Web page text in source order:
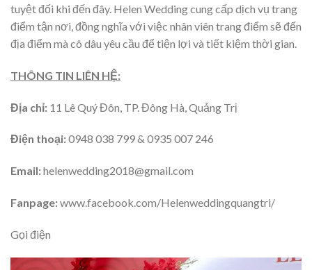
tuyệt đối khi đến đây. Helen Wedding cung cấp dịch vụ trang
điểm tận nơi, đồng nghĩa với việc nhân viên trang điểm sẽ đến
địa điểm mà cô dâu yêu cầu để tiện lợi và tiết kiệm thời gian.
THÔNG TIN LIÊN HỆ:
Địa chỉ: 11 Lê Quý Đôn, TP. Đông Hà, Quảng Trị
Điện thoại:0948 038 799 & 0935 007 246
Email:helenwedding2018@gmail.com
Fanpage:www.facebook.com/Helenweddingquangtri/
Gọi điện